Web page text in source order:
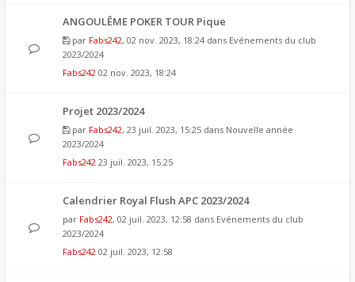
ANGOULÊME POKER TOUR Pique
par Fabs242, 02 nov. 2023, 18:24 dans Evénements du club
2023/2024
Fabs242 02 nov. 2023, 18:24
Projet 2023/2024
par Fabs242, 23 juil. 2023, 15:25 dans Nouvelle année
2023/2024
Fabs242 23 juil. 2023, 15:25
Calendrier Royal Flush APC 2023/2024
par Fabs242, 02 juil. 2023, 12:58 dans Evénements du club
2023/2024
Fabs242 02 juil. 2023, 12:58